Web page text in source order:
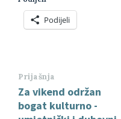
Podijeli
Prijašnja
Za vikend održan
bogat kulturno -